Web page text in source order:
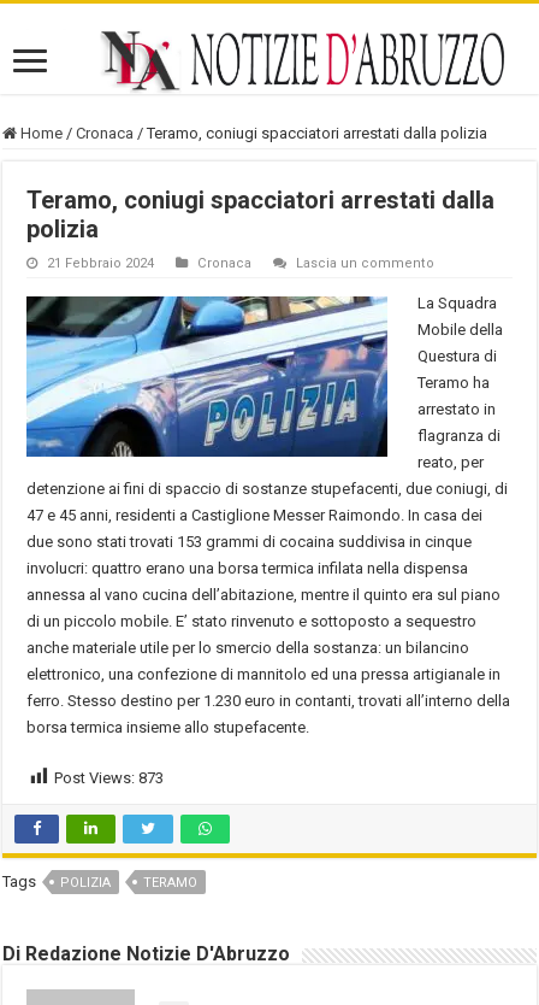
Home / Cronaca / Teramo, coniugi spacciatori arrestati dalla polizia
Teramo, coniugi spacciatori arrestati dalla
polizia
21 Febbraio 2024 Cronaca Lascia un commento
La Squadra
Mobile della
Questura di
Teramo ha
arrestato in
flagranza di
reato, per
detenzione ai fini di spaccio di sostanze stupefacenti, due coniugi, di
47 e 45 anni, residenti a Castiglione Messer Raimondo. In casa dei
due sono stati trovati 153 grammi di cocaina suddivisa in cinque
involucri: quattro erano una borsa termica infilata nella dispensa
annessa al vano cucina dell’abitazione, mentre il quinto era sul piano
di un piccolo mobile. E’ stato rinvenuto e sottoposto a sequestro
anche materiale utile per lo smercio della sostanza: un bilancino
elettronico, una confezione di mannitolo ed una pressa artigianale in
ferro. Stesso destino per 1.230 euro in contanti, trovati all’interno della
borsa termica insieme allo stupefacente.
Post Views: 873
Tags POLIZIA TERAMO
Di Redazione Notizie D'Abruzzo